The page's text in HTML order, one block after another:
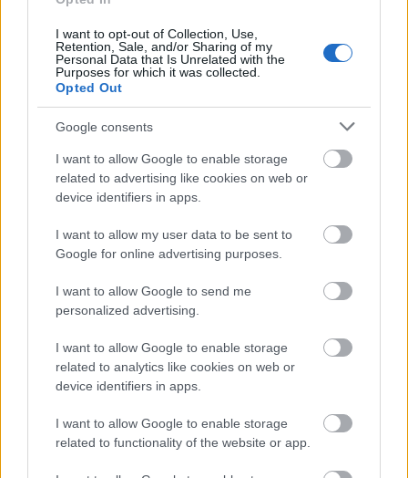
I want to opt-out of Collection, Use,
Retention, Sale, and/or Sharing of my
Personal Data that Is Unrelated with the
Purposes for which it was collected.
Opted Out
Google consents
I want to allow Google to enable storage
related to advertising like cookies on web or
device identifiers in apps.
I want to allow my user data to be sent to
Google for online advertising purposes.
I want to allow Google to send me
personalized advertising.
I want to allow Google to enable storage
related to analytics like cookies on web or
device identifiers in apps.
I want to allow Google to enable storage
related to functionality of the website or app.
O mireasa cu impletituri in par va fi o aparitie
rafinata si delicata fara prea mult efort. Datorita
parului cret si volumului acestuia, cea mai simpla
impletitura va parea o adevarata opera de arta.